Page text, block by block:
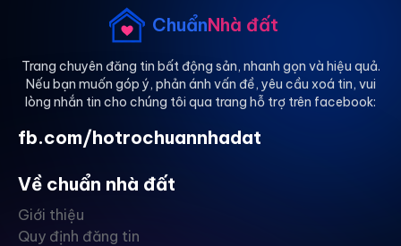
ChuẩnNhà đất
Trang chuyên đăng tin bất động sản, nhanh gọn và hiệu quả.
Nếu bạn muốn góp ý, phản ánh vấn đề, yêu cầu xoá tin, vui
lòng nhắn tin cho chúng tôi qua trang hỗ trợ trên facebook:
fb.com/hotrochuannhadat
Về chuẩn nhà đất
Giới thiệu
Quy định đăng tin